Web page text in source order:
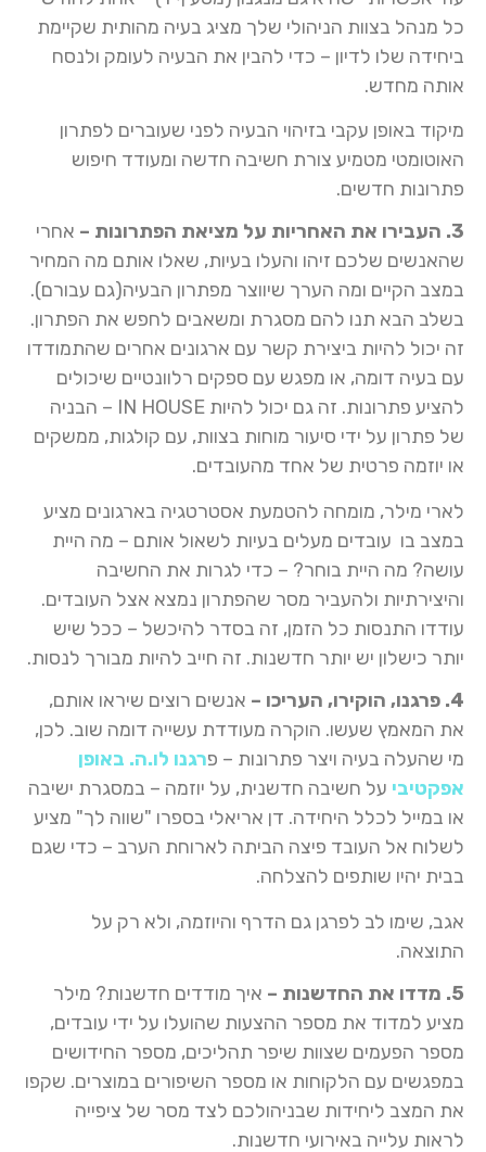
כל מנהל בצוות הניהולי שלך מציג בעיה מהותית שקיימת
ביחידה שלו לדיון – כדי להבין את הבעיה לעומק ולנסח
אותה מחדש.
מיקוד באופן עקבי בזיהוי הבעיה לפני שעוברים לפתרון
האוטומטי מטמיע צורת חשיבה חדשה ומעודד חיפוש
פתרונות חדשים.
3. העבירו את האחריות על מציאת הפתרונות –
אחרי
שהאנשים שלכם זיהו והעלו בעיות, שאלו אותם מה המחיר
במצב הקיים ומה הערך שיווצר מפתרון הבעיה(גם עבורם).
בשלב הבא תנו להם מסגרת ומשאבים לחפש את הפתרון.
זה יכול להיות ביצירת קשר עם ארגונים אחרים שהתמודדו
עם בעיה דומה, או מפגש עם ספקים רלוונטיים שיכולים
להציע פתרונות. זה גם יכול להיות IN HOUSE – הבניה
של פתרון על ידי סיעור מוחות בצוות, עם קולגות, ממשקים
או יוזמה פרטית של אחד מהעובדים.
לארי מילר, מומחה להטמעת אסטרטגיה בארגונים מציע
במצב בו עובדים מעלים בעיות לשאול אותם – מה היית
עושה? מה היית בוחר? – כדי לגרות את החשיבה
והיצירתיות ולהעביר מסר שהפתרון נמצא אצל העובדים.
עודדו התנסות כל הזמן, זה בסדר להיכשל – ככל שיש
יותר כישלון יש יותר חדשנות. זה חייב להיות מבורך לנסות.
4. פרגנו, הוקירו, העריכו –
אנשים רוצים שיראו אותם,
את המאמץ שעשו. הוקרה מעודדת עשייה דומה שוב. לכן,
מי שהעלה בעיה ויצר פתרונות – פרגנו לו.ה. באופן
אפקטיבי על חשיבה חדשנית, על יוזמה – במסגרת ישיבה
או במייל לכלל היחידה. דן אריאלי בספרו "שווה לך" מציע
לשלוח אל העובד פיצה הביתה לארוחת הערב – כדי שגם
בבית יהיו שותפים להצלחה.
אגב, שימו לב לפרגן גם הדרף והיוזמה, ולא רק על
התוצאה.
5. מדדו את החדשנות –
איך מודדים חדשנות? מילר
מציע למדוד את מספר ההצעות שהועלו על ידי עובדים,
מספר הפעמים שצוות שיפר תהליכים, מספר החידושים
במפגשים עם הלקוחות או מספר השיפורים במוצרים. שקפו
את המצב ליחידות שבניהולכם לצד מסר של ציפייה
לראות עלייה באירועי חדשנות.